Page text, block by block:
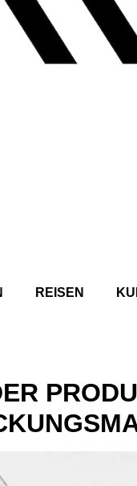
REISEN